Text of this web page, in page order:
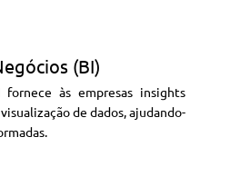
(BI)
às empresas insights
de dados, ajudando-